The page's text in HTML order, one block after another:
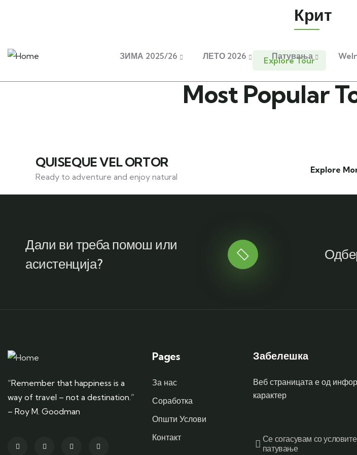
ЗИМА 2025/26 ЛЕТО 2026 Патувања
Крит
Explore Tour
Most Popular
QUISEQUE VEL ORTOR
Ready to adventure and enjoy natural
Explore
Дали ви треба помош или
асистенција?
“Remember that happiness is a
way of travel – not a destination.”
– Roy M. Goodman
Pages
За нас
Соработка
Општи Услови
Контакт
Забелешка
Веб страницата е од
карактер
Се согасувам со
патување